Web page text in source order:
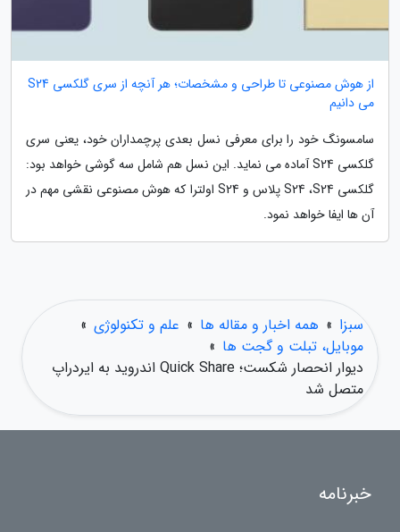
از هوش مصنوعی تا طراحی و مشخصات؛ هر آنچه از سری گلکسی S24
می دانیم
سامسونگ خود را برای معرفی نسل بعدی پرچمداران خود، یعنی سری
گلکسی S24 آماده می نماید. این نسل هم شامل سه گوشی خواهد بود:
گلکسی S24 ،S24 پلاس و S24 اولترا که هوش مصنوعی نقشی مهم در
آن ها ایفا خواهد نمود.
سبزا » همه اخبار و مقاله ها » علم و تکنولوژی »
موبایل، تبلت و گجت ها »
دیوار انحصار شکست؛ Quick Share اندروید به ایردراپ
متصل شد
خبرنامه